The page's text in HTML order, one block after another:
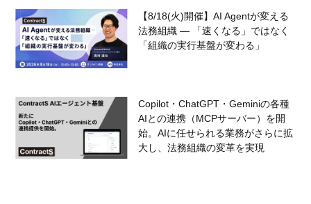
【8/18(火)開催】AI Agentが変える
法務組織 — 「速くなる」ではなく
「組織の実行基盤が変わる」
Copilot・ChatGPT・Geminiの各種
AIとの連携（MCPサーバー）を開
始。AIに任せられる業務がさらに拡
大し、法務組織の変革を実現